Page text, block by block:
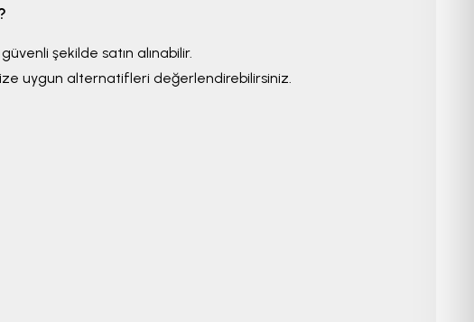
şekilde satın alınabilir.
uygun alternatifleri değerlendirebilirsiniz.